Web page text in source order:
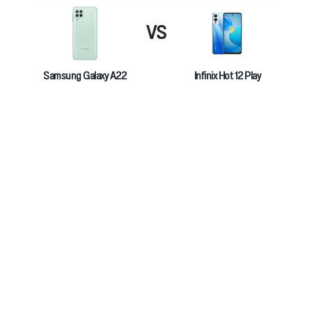
Samsung Galaxy A22
VS
Infinix Hot 12 Play